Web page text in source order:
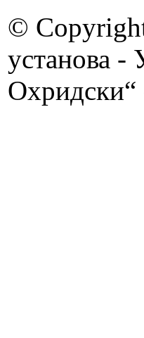
©
установа -
Охридски“